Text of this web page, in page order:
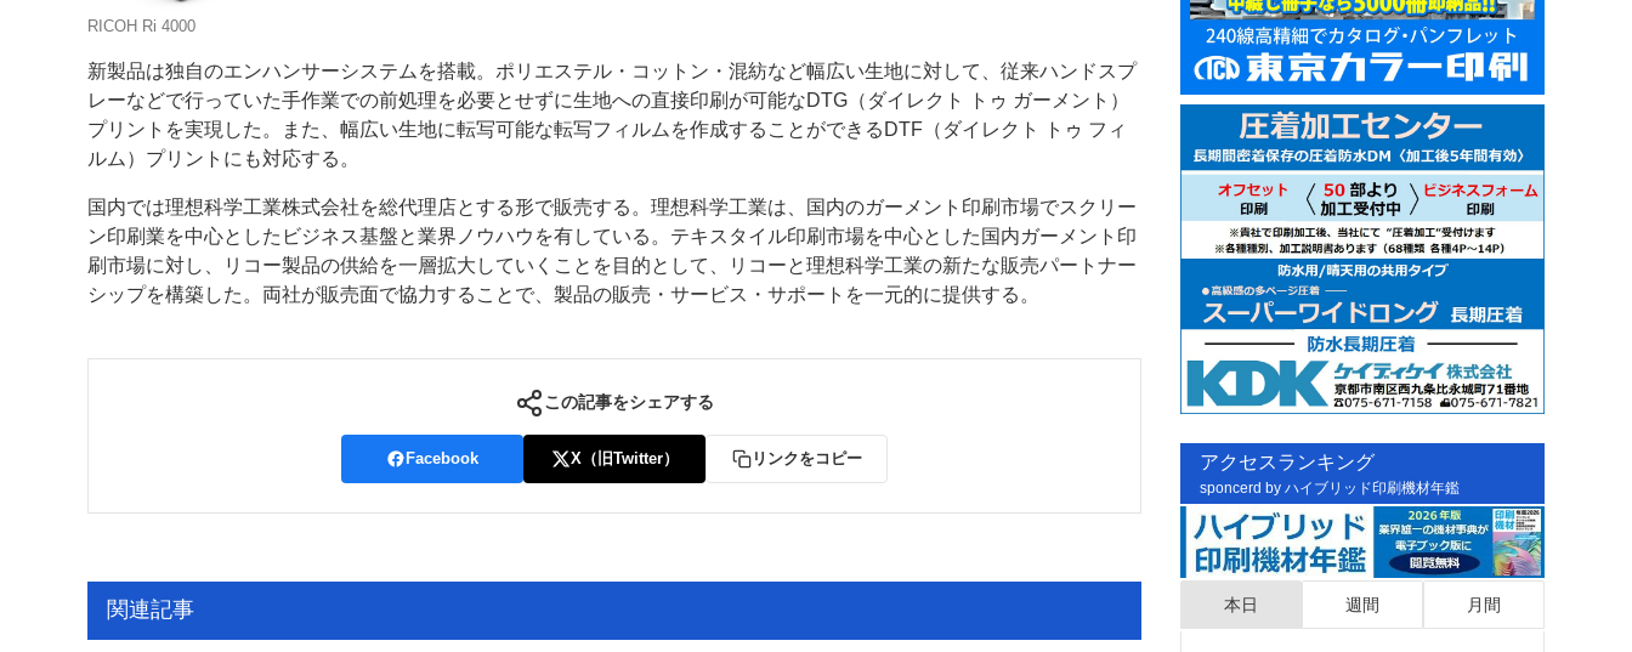
RICOH Ri 4000
新製品は独自のエンハンサーシステムを搭載。ポリエステル・コットン・混紡など幅広い生地に対して、従来ハンドスプ
レーなどで行っていた手作業での前処理を必要とせずに生地への直接印刷が可能なDTG（ダイレクト トゥ ガーメント）
プリントを実現した。また、幅広い生地に転写可能な転写フィルムを作成することができるDTF（ダイレクト トゥ フィ
ルム）プリントにも対応する。
国内では理想科学工業株式会社を総代理店とする形で販売する。理想科学工業は、国内のガーメント印刷市場でスクリー
ン印刷業を中心としたビジネス基盤と業界ノウハウを有している。テキスタイル印刷市場を中心とした国内ガーメント印
刷市場に対し、リコー製品の供給を一層拡大していくことを目的として、リコーと理想科学工業の新たな販売パートナー
シップを構築した。両社が販売面で協力することで、製品の販売・サービス・サポートを一元的に提供する。
この記事をシェアする
Facebook X（旧Twitter） リンクをコピー
関連記事
アクセスランキング
sponcerd by ハイブリッド印刷機材年鑑
本日 週間 月間